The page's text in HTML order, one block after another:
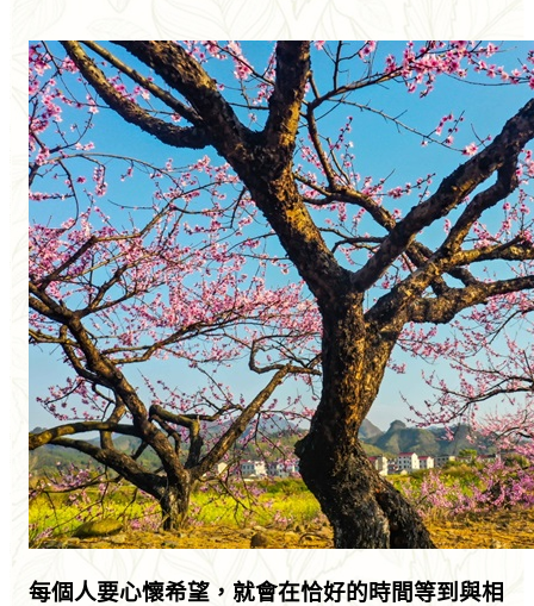
每個人要心懷希望，就會在恰好的時間等到與相